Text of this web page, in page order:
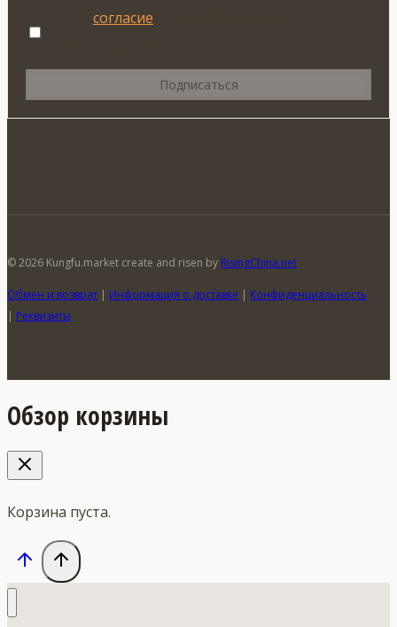
согласие
© 2026 Kungfu.market create and risen by RisingChina.net
Обмен и возврат | Информация о доставке | Конфиденциальность
| Реквизиты
Обзор корзины
Корзина пуста.